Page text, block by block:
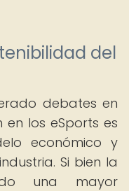
del
debates en
los eSports es
económico y
Si bien la
una mayor